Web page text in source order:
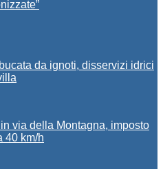
da ignoti, disservizi idrici
via della Montagna, imposto
40 km/h